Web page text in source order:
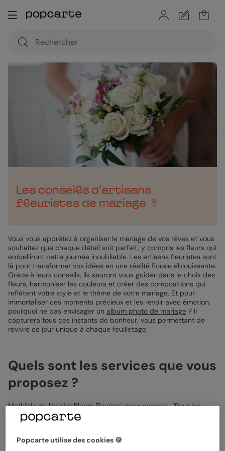
Les conseils d’artisans
fleuristes de mariage
Vous vous apprêtez à organiser le mariage de vos rêves et vous
souhaitez que chaque détail soit parfait, y compris les fleurs qui
embelliront cette journée inoubliable. Les artisans fleuristes sont
là pour transformer vos idées en une réalité florale éblouissante.
Grâce à leurs conseils, ils sauront vous guider dans le choix des
fleurs, harmoniser les couleurs et créer des compositions qui
reflètent votre style et le thème de votre mariage. Et pour
immortaliser ces moments précieux et les revoir avec émotion,
pourquoi ne pas envisager un album photo de mariage ? Il
capturera tous ces instants de bonheur, vous permettant de
revivre ce jour unique à chaque feuilletage.
Quels sont les services que vous
proposez ?
Mathilde de l’atelier Bloom Fleuriste nous raconte : "Pour les
mariages, nous proposons tout ! De la boutonnière à l’arche, en
passant par la décoration du plan de table, sans oublier les
aussi bien avec des fleurs fraîches qu’avec des fleurs séchées
Popcarte utilise des cookies 🍪